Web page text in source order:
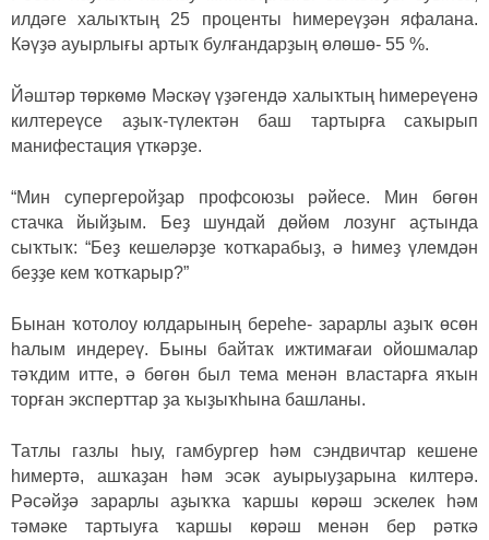
илдәге халыҡтың 25 проценты һимереүҙән яфалана.
Кәүҙә ауырлығы артыҡ булғандарҙың өлөшө- 55 %.
Йәштәр төркөмө Мәскәү үҙәгендә халыҡтың һимереүенә
килтереүсе аҙыҡ-түлектән баш тартырға саҡырып
манифестация үткәрҙе.
“Мин супергеройҙар профсоюзы рәйесе. Мин бөгөн
стачка йыйҙым. Беҙ шундай дөйөм лозунг аҫтында
сыҡтыҡ: “Беҙ кешеләрҙе ҡотҡарабыҙ, ә һимеҙ үлемдән
беҙҙе кем ҡотҡарыр?”
Бынан ҡотолоу юлдарының береһе- зарарлы аҙыҡ өсөн
һалым индереү. Быны байтаҡ ижтимағаи ойошмалар
тәҡдим итте, ә бөгөн был тема менән властарға яҡын
торған эксперттар ҙа ҡыҙыҡһына башланы.
Татлы газлы һыу, гамбургер һәм сэндвичтар кешене
һимертә, ашҡаҙан һәм эсәк ауырыуҙарына килтерә.
Рәсәйҙә зарарлы аҙыҡҡа ҡаршы көрәш эскелек һәм
тәмәке тартыуға ҡаршы көрәш менән бер рәткә